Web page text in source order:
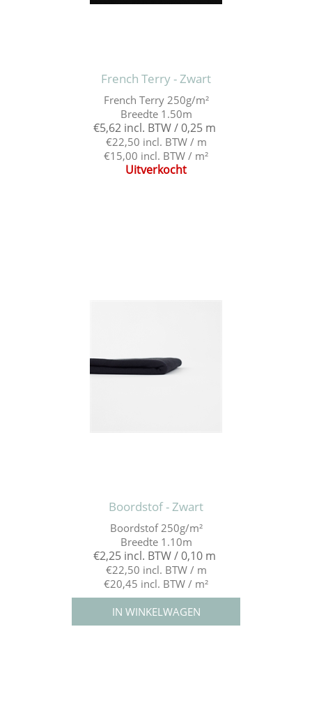
French Terry - Zwart
French Terry 250g/m²
Breedte 1.50m
€5,62 incl. BTW / 0,25 m
€22,50 incl. BTW / m
€15,00 incl. BTW / m²
Uitverkocht
Boordstof - Zwart
Boordstof 250g/m²
Breedte 1.10m
€2,25 incl. BTW / 0,10 m
€22,50 incl. BTW / m
€20,45 incl. BTW / m²